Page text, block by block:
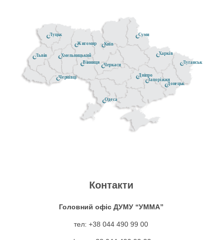
Донецьк
Житомир
Черкаси
Чернівці
Київ
Луганськ
Хмельницький
Луцьк
Дніпро
Одеса
Суми
Вінниця
Запоріжжя
Львів Харків
Контакти
Головний офіс ДУМУ “УММА”
тел: +38 044 490 99 00